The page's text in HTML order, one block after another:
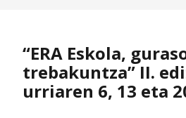
“ERA Eskola,
trebakuntza” II.
urriaren 6, 13 eta